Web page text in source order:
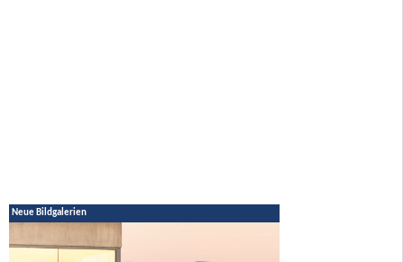
Neue Bildgalerien